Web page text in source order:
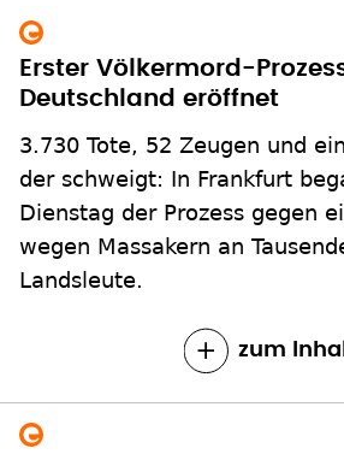
Erster Völkermord-
Deutschland eröffnet
3.730 Tote, 52 Zeugen und
der schweigt: In Frankfurt
Dienstag der Prozess gegen
wegen Massakern an
Landsleute.
zum